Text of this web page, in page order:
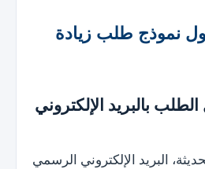
نموذج طلب زيادة
بالبريد الإلكتروني
البريد الإلكتروني الرسمي